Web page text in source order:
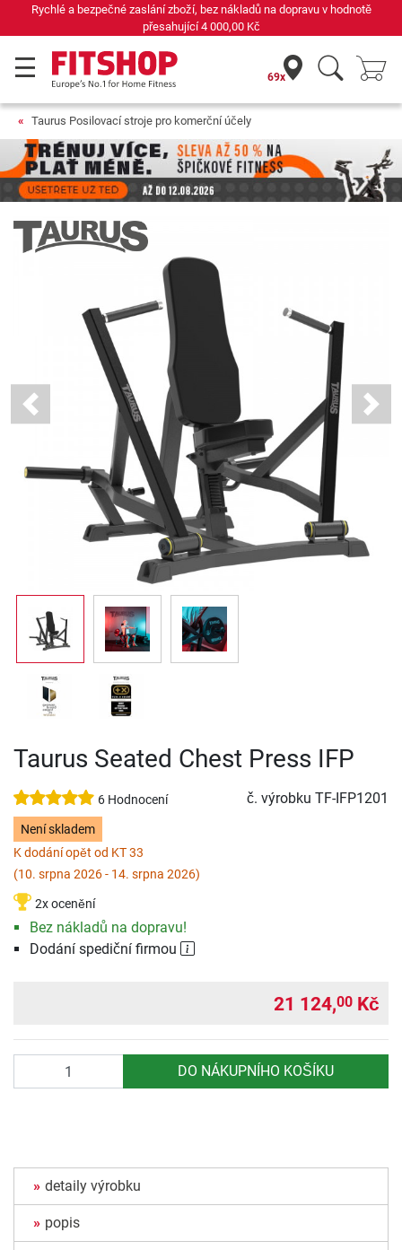
Již 42 let váš odborník na domácí fitness
69x
Taurus Posilovací stroje pro komerční účely
Previous Next
Taurus Seated Chest Press IFP
6 Hodnocení č. výrobku TF-IFP1201
Není skladem
K dodání opět od KT 33
(10. srpna 2026 - 14. srpna 2026)
2x ocenění
Bez nákladů na dopravu!
Dodání spediční firmou
21 124,00 Kč
DO NÁKUPNÍHO KOŠÍKU
detaily výrobku
popis